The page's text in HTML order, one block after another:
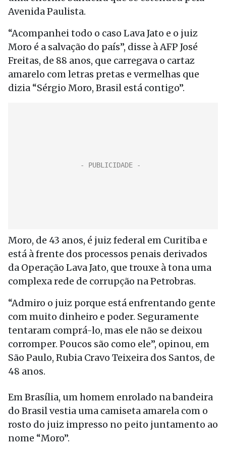
Avenida Paulista.
“Acompanhei todo o caso Lava Jato e o juiz
Moro é a salvação do país”, disse à AFP José
Freitas, de 88 anos, que carregava o cartaz
amarelo com letras pretas e vermelhas que
dizia “Sérgio Moro, Brasil está contigo”.
Moro, de 43 anos, é juiz federal em Curitiba e
está à frente dos processos penais derivados
da Operação Lava Jato, que trouxe à tona uma
complexa rede de corrupção na Petrobras.
“Admiro o juiz porque está enfrentando gente
com muito dinheiro e poder. Seguramente
tentaram comprá-lo, mas ele não se deixou
corromper. Poucos são como ele”, opinou, em
São Paulo, Rubia Cravo Teixeira dos Santos, de
48 anos.
Em Brasília, um homem enrolado na bandeira
do Brasil vestia uma camiseta amarela com o
rosto do juiz impresso no peito juntamento ao
nome “Moro”.